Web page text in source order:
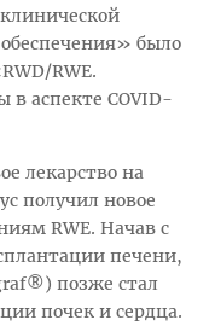
было
RWE.
в аспекте COVID-
лекарство на
получил новое
RWE. Начав с
печени,
позже стал
почек и сердца.